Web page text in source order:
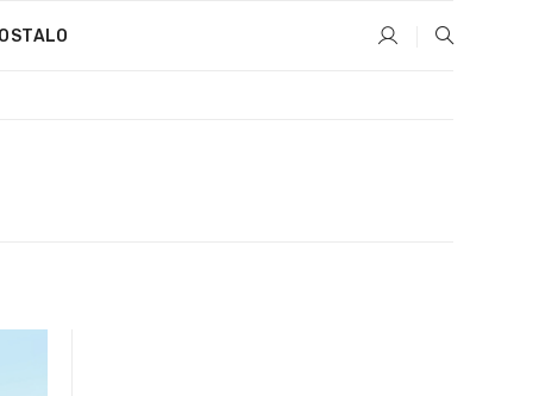
OSTALO